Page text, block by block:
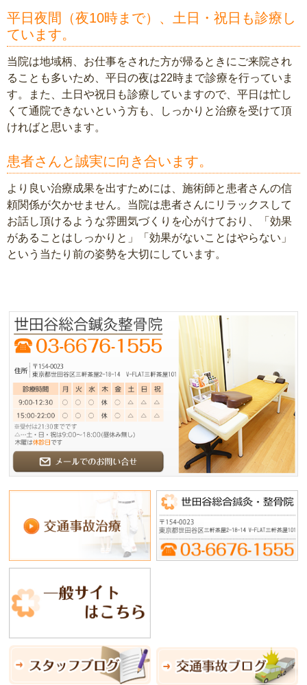
平日夜間（夜10時まで）、土日・祝日も診療し
ています。
当院は地域柄、お仕事をされた方が帰るときにご来院され
ることも多いため、平日の夜は22時まで診療を行っていま
す。また、土日や祝日も診療していますので、平日は忙し
くて通院できないという方も、しっかりと治療を受けて頂
ければと思います。
患者さんと誠実に向き合います。
より良い治療成果を出すためには、施術師と患者さんの信
頼関係が欠かせません。当院は患者さんにリラックスして
お話し頂けるような雰囲気づくりを心がけており、「効果
があることはしっかりと」「効果がないことはやらない」
という当たり前の姿勢を大切にしています。